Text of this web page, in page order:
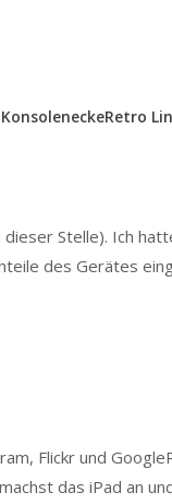
KonsoleneckeRetro
Stelle). Ich
des Gerätes
Flickr und
das iPad an